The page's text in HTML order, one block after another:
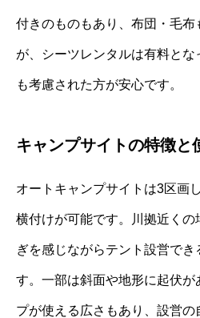
付きのものもあり、布団・毛布
が、シーツレンタルは有料と
も考慮された方が安心です。
キャンプサイトの特徴と
オートキャンプサイトは3区画
横付けが可能です。川拠近くの
ぎを感じながらテント設営で
す。一部は斜面や地形に起伏
プが使える広さもあり、設営の